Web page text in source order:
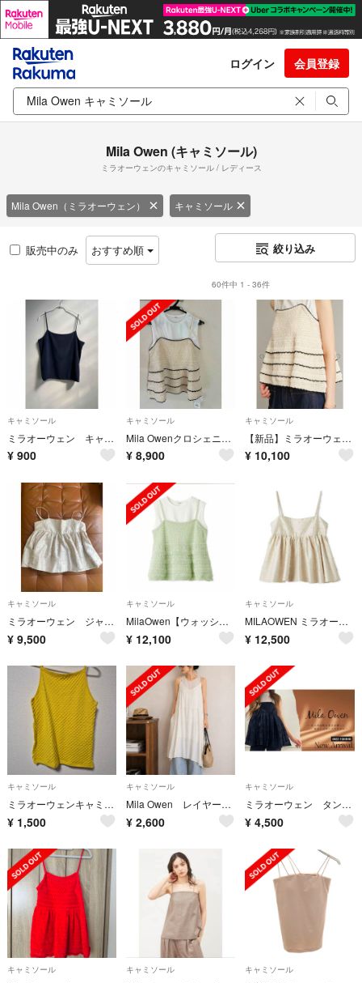
ログイン 会員登録
Mila Owen (キャミソール)
ミラオーウェンのキャミソール / レディース
Mila Owen（ミラオーウェン） キャミソール
販売中のみ おすすめ順 絞り込み
60件中 1 - 36件
キャミソール
ミラオーウェン キャミソール
¥ 900
キャミソール
Mila Owenクロシェニットキャミ×ノースリワンピース
¥ 8,900
キャミソール
【新品】ミラオーウェン クロシェニットキャミ IVR
¥ 10,100
キャミソール
ミラオーウェン ジャガードペプラムキャミトップス
¥ 9,500
キャミソール
MilaOwen【ウォッシャブル】クロシェニットキャミ×ノースリトップス
¥ 12,100
キャミソール
MILAOWEN ミラオーエン ジャガードペプラムキャミトップス
¥ 12,500
キャミソール
ミラオーウェンキャミソール
¥ 1,500
キャミソール
Mila Owen レイヤードデザインサテンキャミトップス
¥ 2,600
キャミソール
ミラオーウェン タンクレイヤードペプラムキャミ サイズ1
¥ 4,500
キャミソール キャミソール キャミソール